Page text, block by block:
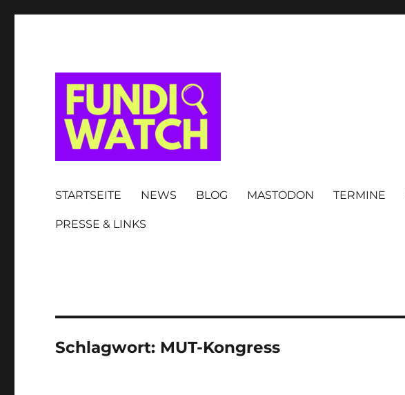
STARTSEITE NEWS BLOG MASTODON TERMINE
PRESSE & LINKS
Schlagwort: MUT-Kongress